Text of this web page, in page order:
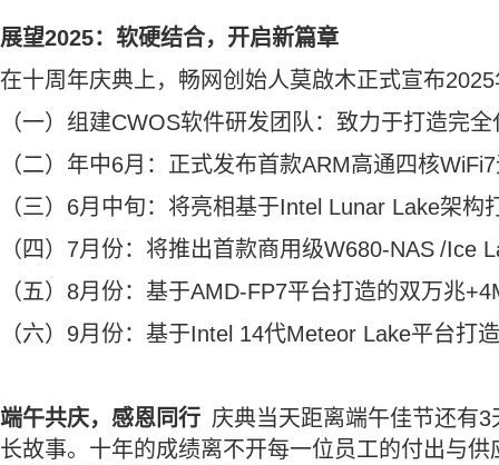
展望2025：软硬结合，开启新篇章
在十周年庆典上，畅网创始人莫啟木正式宣布2025
（一） 组建CWOS软件研发 团队：致力于打造完全
（二） 年中6月 ： 正式发布首款ARM高通四核WiFi7
（三） 6月中旬： 将亮相基于Intel Lunar Lake架构
（四） 7月份： 将推出首款商用级W680-NAS /Ice
（五） 8月份：基于AMD-FP7平台打造的双万兆
（六） 9月份：基于Intel 14代Meteor Lake平台打
端午共庆，感恩同行 庆典当天距离端午佳节还有3
长故事。 十年的成绩离不开每一位员工的付出与供